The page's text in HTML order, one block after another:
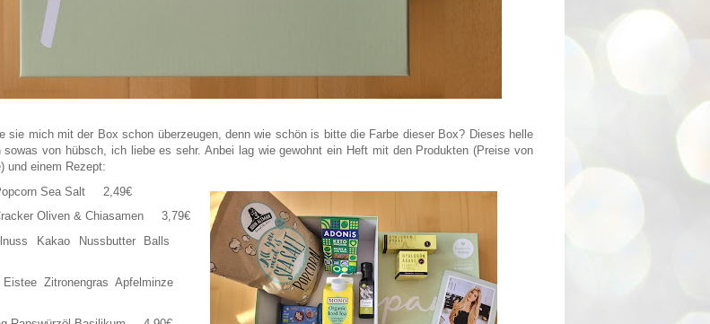
sie mich mit der Box schon überzeugen, denn wie schön is bitte die Farbe dieser Box? Dieses helle
sowas von hübsch, ich liebe es sehr. Anbei lag wie gewohnt ein Heft mit den Produkten (Preise von
und einem Rezept:
Sea Salt 2,49€
Oliven & Chiasamen 3,79€
Kakao Nussbutter Balls
Eistee Zitronengras Apfelminze